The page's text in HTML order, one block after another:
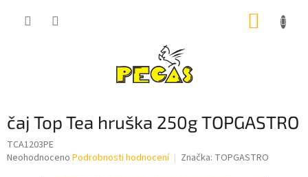
čaj Top Tea hruška 250g TOPGASTRO
TCA1203PE
Průměrné
Neohodnoceno Podrobnosti hodnocení Značka: TOPGASTRO